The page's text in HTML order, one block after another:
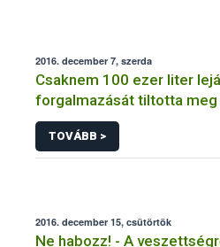
2016. december 7, szerda
Csaknem 100 ezer liter
forgalmazását tiltotta meg
TOVÁBB >
2016. december 15, csütörtök
Ne habozz! - A